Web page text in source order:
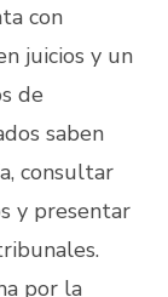
con
juicios y un
de
saben
consultar
y presentar
por la